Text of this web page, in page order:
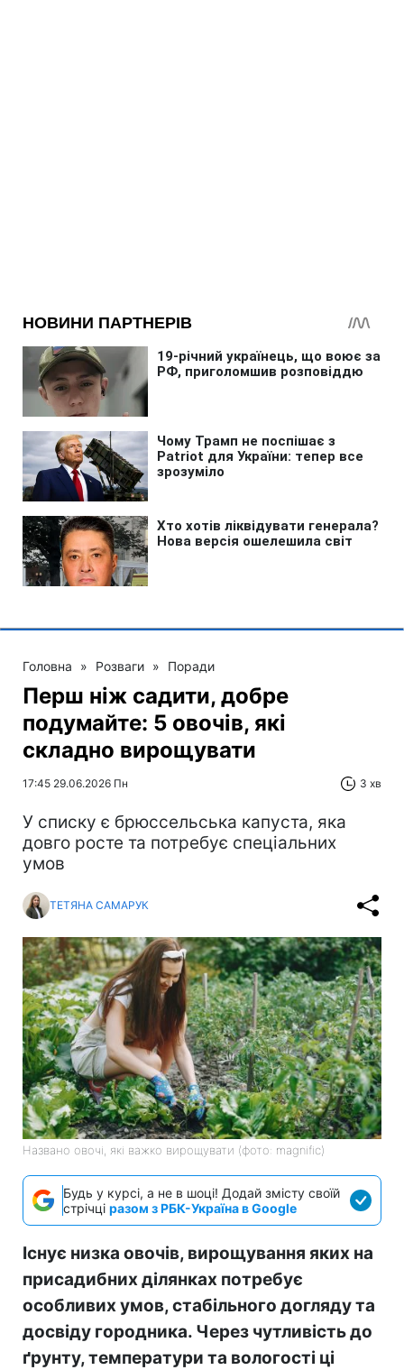
Головна » Розваги » Поради
Перш ніж садити, добре
подумайте: 5 овочів, які
складно вирощувати
17:45 29.06.2026 Пн 3 хв
У списку є брюссельська капуста, яка
довго росте та потребує спеціальних
умов
ТЕТЯНА САМАРУК
Названо овочі, які важко вирощувати (фото: magnific)
Будь у курсі, а не в шоці! Додай змісту своїй
стрічці разом з РБК-Україна в Google
Існує низка овочів, вирощування яких на
присадибних ділянках потребує
особливих умов, стабільного догляду та
досвіду городника. Через чутливість до
ґрунту, температури та вологості ці